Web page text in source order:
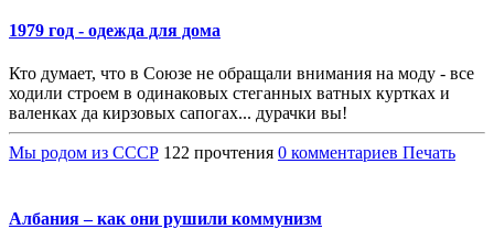
1979 год - одежда для дома
Кто думает, что в Союзе не обращали внимания на моду - все
ходили строем в одинаковых стеганных ватных куртках и
валенках да кирзовых сапогах... дурачки вы!
Мы родом из СССР 122 прочтения 0 комментариев Печать
Албания – как они рушили коммунизм